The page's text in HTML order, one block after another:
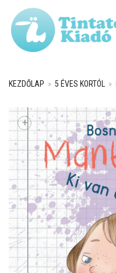
KEZDŐLAP » 5 ÉVES KORTÓL »
+